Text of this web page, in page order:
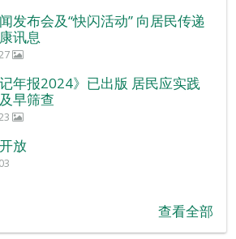
发布会及“快闪活动” 向居民传递
讯息
年报2024》已出版 居民应实践
早筛查
放
查看全部